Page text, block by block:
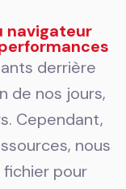
navigateur
derrière
de nos jours,
Cependant,
nous
pour